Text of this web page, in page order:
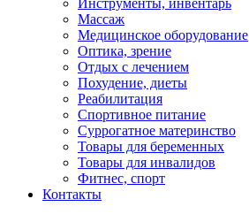
Массаж
Медицинское оборудование
Оптика, зрение
Отдых с лечением
Похудение, диеты
Реабилитация
Спортивное питание
Суррогатное материнство
Товары для беременных
Товары для инвалидов
Фитнес, спорт
Контакты